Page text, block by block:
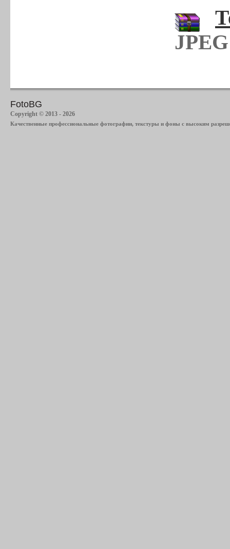
FotoBG
Copyright © 2013 - 2026
Качественные профессиональные фотографии, текстуры и фоны с высоким